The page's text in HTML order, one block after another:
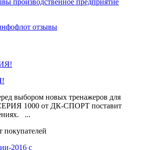
отзывы
выбором новых тренажеров для
1000 от ДК-СПОРТ поставит
...